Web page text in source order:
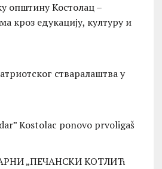
општину Костолац –
кроз едукацију, културу и
стваралаштва у
Kostolac ponovo prvoligaš
„ПЕЧАНСКИ КОТЛИЋ